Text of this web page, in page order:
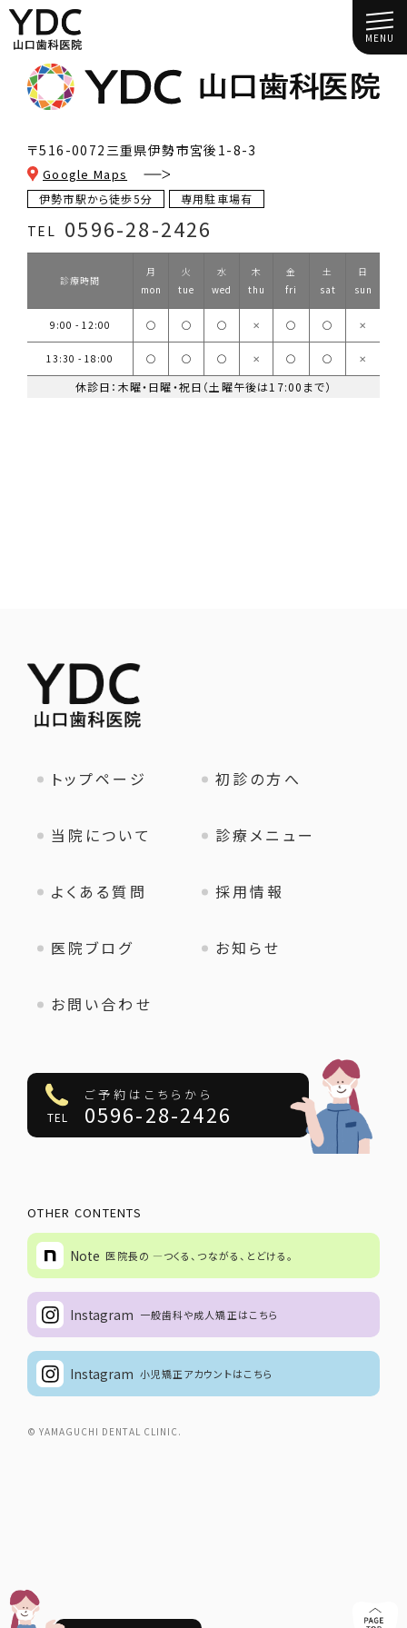
MENU
〒516-0072 三重県伊勢市宮後1-8-3
Google Maps
伊勢市駅から徒歩5分 専用駐車場有
TEL 0596-28-2426
診療時間
月
mon
火
tue
水
wed
木
thu
金
fri
土
sat
日
sun
9:00 - 12:00 ◯ ◯ ◯ ✕ ◯ ◯ ✕
13:30 - 18:00 ◯ ◯ ◯ ✕ ◯ ◯ ✕
休診日：木曜・日曜・祝日（土曜午後は17:00まで）
トップページ 初診の方へ
当院について 診療メニュー
よくある質問 採用情報
医院ブログ お知らせ
お問い合わせ
ご予約はこちらから
TEL 0596-28-2426
OTHER CONTENTS
Note 医院長の ―つくる、つながる、とどける。
Instagram 一般歯科や成人矯正はこちら
Instagram 小児矯正アカウントはこちら
© YAMAGUCHI DENTAL CLINIC.